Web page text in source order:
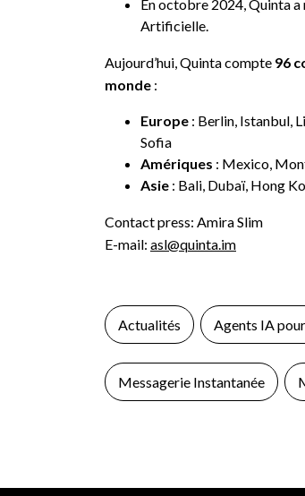
En octobre 2024, Quinta a
Artificielle.
Aujourd’hui, Quinta compte 96
monde :
Europe : Berlin, Istanbul,
Sofia
Amériques : Mexico,
Asie : Bali, Dubaï, Hong
Contact press: Amira Slim
E-mail: asl@quinta.im
Actualités Agents IA
Messagerie Instantanée